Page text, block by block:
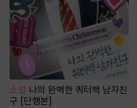
소설 나의 완벽한 쿼터백 남자친
구 [단행본]